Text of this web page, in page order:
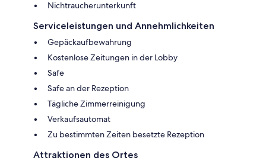
Nichtraucherunterkunft
Serviceleistungen und Annehmlichkeiten
Gepäckaufbewahrung
Kostenlose Zeitungen in der Lobby
Safe
Safe an der Rezeption
Tägliche Zimmerreinigung
Verkaufsautomat
Zu bestimmten Zeiten besetzte Rezeption
Attraktionen des Ortes